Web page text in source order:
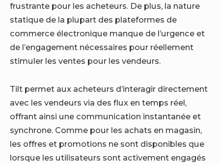
frustrante pour les acheteurs. De plus, la nature
statique de la plupart des plateformes de
commerce électronique manque de l’urgence et
de l’engagement nécessaires pour réellement
stimuler les ventes pour les vendeurs.
Tilt permet aux acheteurs d’interagir directement
avec les vendeurs via des flux en temps réel,
offrant ainsi une communication instantanée et
synchrone. Comme pour les achats en magasin,
les offres et promotions ne sont disponibles que
lorsque les utilisateurs sont activement engagés